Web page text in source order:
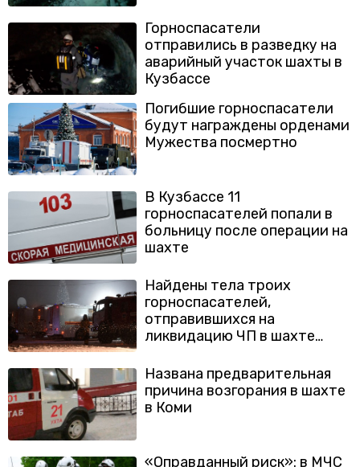
Горноспасатели
отправились в разведку на
аварийный участок шахты в
Кузбассе
Погибшие горноспасатели
будут награждены орденами
Мужества посмертно
В Кузбассе 11
горноспасателей попали в
больницу после операции на
шахте
Найдены тела троих
горноспасателей,
отправившихся на
ликвидацию ЧП в шахте
Названа предварительная
причина возгорания в шахте
в Коми
«Оправданный риск»: в МЧС